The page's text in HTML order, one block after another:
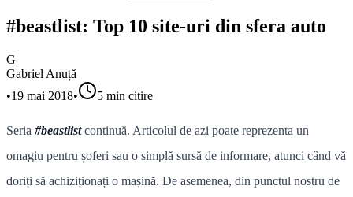
#beastlist: Top 10 site-uri din sfera auto
G
Gabriel Anuță
•19 mai 2018• 5 min citire
Seria #beastlistcontinuă. Articolul de azi poate reprezenta un
omagiu pentru șoferi sau o simplă sursă de informare, atunci când vă
doriți să achiziționați o mașină. De asemenea, din punctul nostru de